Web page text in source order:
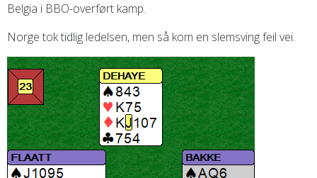
Belgia i BBO-overført kamp.
Norge tok tidlig ledelsen, men så kom en slemsving feil vei.